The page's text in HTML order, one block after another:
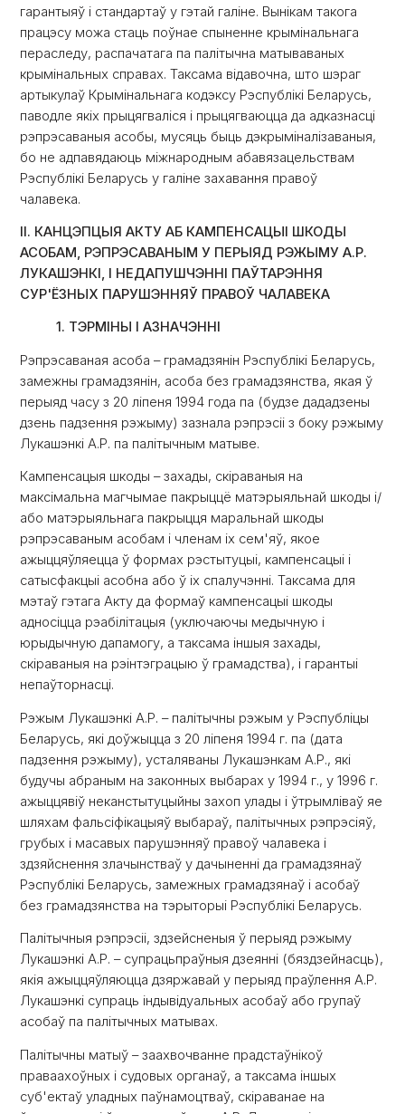
гарантыяў і стандартаў у гэтай галіне. Вынікам такога
працэсу можа стаць поўнае спыненне крымінальнага
пераследу, распачатага па палітычна матываваных
крымінальных справах. Таксама відавочна, што шэраг
артыкулаў Крымінальнага кодэксу Рэспублікі Беларусь,
паводле якіх прыцягваліся і прыцягваюцца да адказнасці
рэпрэсаваныя асобы, мусяць быць дэкрыміналізаваныя,
бо не адпавядаюць міжнародным абавязацельствам
Рэспублікі Беларусь у галіне захавання правоў
чалавека.
ІІ. КАНЦЭПЦЫЯ АКТУ АБ КАМПЕНСАЦЫІ ШКОДЫ
АСОБАМ, РЭПРЭСАВАНЫМ У ПЕРЫЯД РЭЖЫМУ А.Р.
ЛУКАШЭНКІ, І НЕДАПУШЧЭННІ ПАЎТАРЭННЯ
СУР'ЁЗНЫХ ПАРУШЭННЯЎ ПРАВОЎ ЧАЛАВЕКА
1. ТЭРМІНЫ І АЗНАЧЭННІ
Рэпрэсаваная асоба – грамадзянін Рэспублікі Беларусь,
замежны грамадзянін, асоба без грамадзянства, якая ў
перыяд часу з 20 ліпеня 1994 года па (будзе дададзены
дзень падзення рэжыму) зазнала рэпрэсіі з боку рэжыму
Лукашэнкі А.Р. па палітычным матыве.
Кампенсацыя шкоды – захады, скіраваныя на
максімальна магчымае пакрыццё матэрыяльнай шкоды і/
або матэрыяльнага пакрыцця маральнай шкоды
рэпрэсаваным асобам і членам іх сем'яў, якое
ажыццяўляецца ў формах рэстытуцыі, кампенсацыі і
сатысфакцыі асобна або ў іх спалучэнні. Таксама для
мэтаў гэтага Акту да формаў кампенсацыі шкоды
адносіцца рэабілітацыя (уключаючы медычную і
юрыдычную дапамогу, а таксама іншыя захады,
скіраваныя на рэінтэграцыю ў грамадства), і гарантыі
непаўторнасці.
Рэжым Лукашэнкі А.Р. – палітычны рэжым у Рэспубліцы
Беларусь, які доўжыцца з 20 ліпеня 1994 г. па (дата
падзення рэжыму), усталяваны Лукашэнкам А.Р., які
будучы абраным на законных выбарах у 1994 г., у 1996 г.
ажыццявіў неканстытуцыйны захоп улады і ўтрымліваў яе
шляхам фальсіфікацыяў выбараў, палітычных рэпрэсіяў,
грубых і масавых парушэнняў правоў чалавека і
здзяйснення злачынстваў у дачыненні да грамадзянаў
Рэспублікі Беларусь, замежных грамадзянаў і асобаў
без грамадзянства на тэрыторыі Рэспублікі Беларусь.
Палітычныя рэпрэсіі, здзейсненыя ў перыяд рэжыму
Лукашэнкі А.Р. – супрацьпраўныя дзеянні (бяздзейнасць),
якія ажыццяўляюцца дзяржавай у перыяд праўлення А.Р.
Лукашэнкі супраць індывідуальных асобаў або групаў
асобаў па палітычных матывах.
Палітычны матыў – заахвочванне прадстаўнікоў
праваахоўных і судовых органаў, а таксама іншых
суб'ектаў уладных паўнамоцтваў, скіраванае на